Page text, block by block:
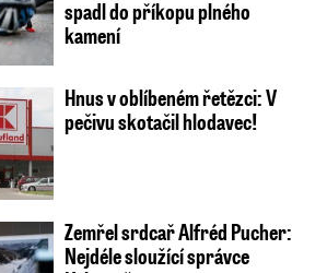
spadl do příkopu plného
kamení
Hnus v oblíbeném řetězci: V
pečivu skotačil hlodavec!
Zemřel srdcař Alfréd Pucher:
Nejdéle sloužící správce